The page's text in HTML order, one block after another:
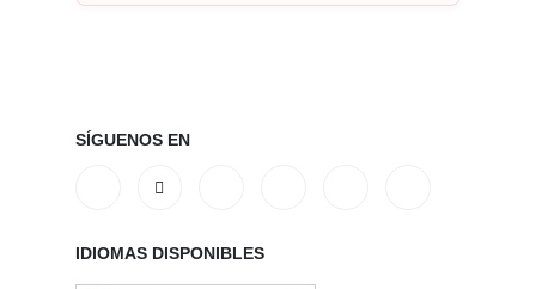
SÍGUENOS EN
IDIOMAS DISPONIBLES